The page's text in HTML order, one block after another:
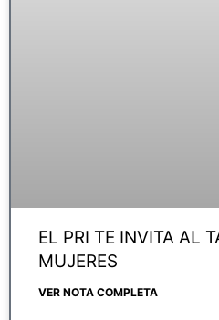
EL PRI TE INVITA AL
MUJERES
VER NOTA COMPLETA